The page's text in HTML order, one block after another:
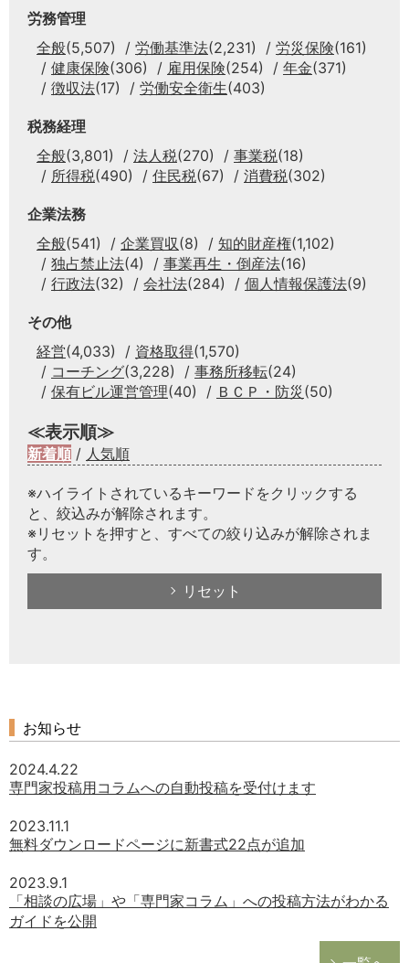
労務管理
全般(5,507) 労働基準法(2,231) 労災保険(161)
健康保険(306) 雇用保険(254) 年金(371)
徴収法(17) 労働安全衛生(403)
税務経理
全般(3,801) 法人税(270) 事業税(18)
所得税(490) 住民税(67) 消費税(302)
企業法務
全般(541) 企業買収(8) 知的財産権(1,102)
独占禁止法(4) 事業再生・倒産法(16)
行政法(32) 会社法(284) 個人情報保護法(9)
その他
経営(4,033) 資格取得(1,570)
コーチング(3,228) 事務所移転(24)
保有ビル運営管理(40) ＢＣＰ・防災 (50)
≪表示順≫
新着順 / 人気順
※ハイライトされているキーワードをクリックする
と、絞込みが解除されます。
※リセットを押すと、すべての絞り込みが解除されま
す。
リセット
お知らせ
2024.4.22
専門家投稿用コラムへの自動投稿を受付けます
2023.11.1
無料ダウンロードページに新書式22点が追加
2023.9.1
「相談の広場」や「専門家コラム」への投稿方法がわかる
ガイドを公開